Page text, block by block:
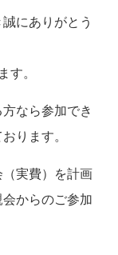
にありがとう
す。
なら参加でき
ります。
実費）を計画
からのご参加